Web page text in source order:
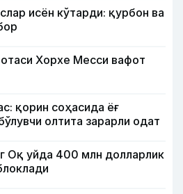
исён кўтарди: қурбон ва
Хорхе Месси вафот
қорин соҳасида ёғ
олтита зарарли одат
Оқ уйда 400 млн долларлик